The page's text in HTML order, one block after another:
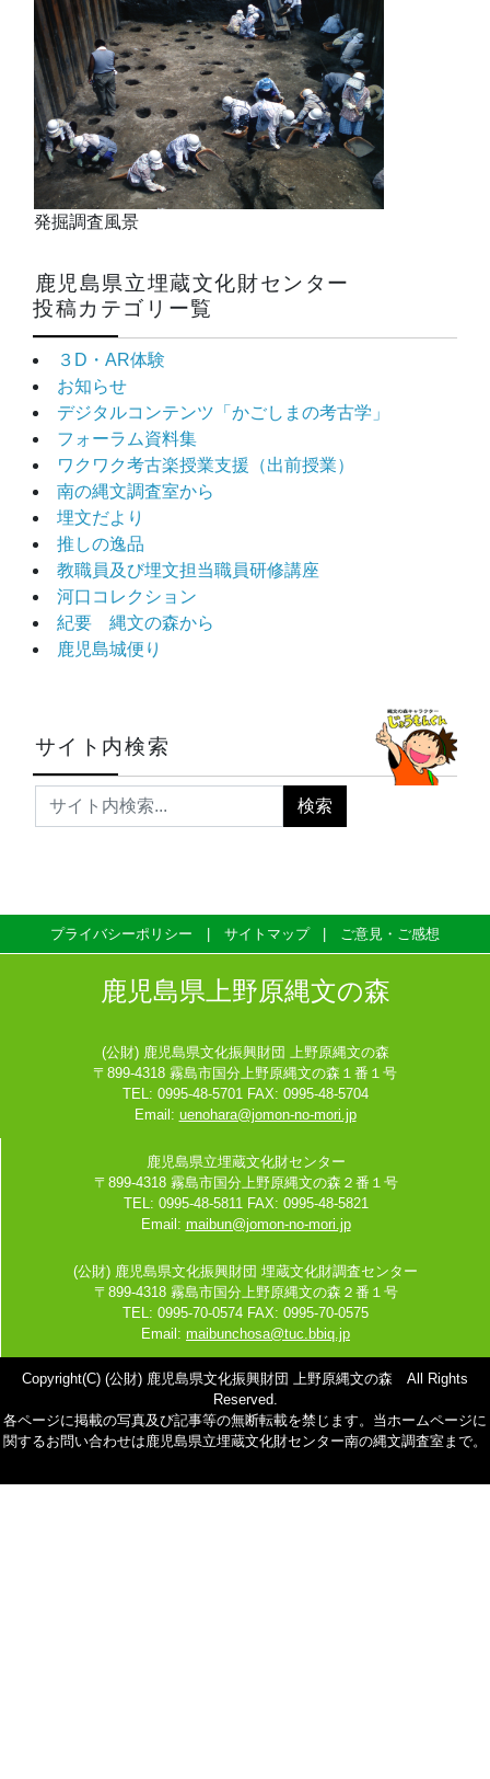
鹿児島県立埋蔵文化財センター
投稿カテゴリー覧
３D・AR体験
お知らせ
デジタルコンテンツ「かごしまの考古学」
フォーラム資料集
ワクワク考古楽授業支援（出前授業）
南の縄文調査室から
埋文だより
推しの逸品
教職員及び埋文担当職員研修講座
河口コレクション
紀要 縄文の森から
鹿児島城便り
サイト内検索
発掘調査風景
プライバシーポリシー サイトマップ ご意見・ご感想
鹿児島県上野原縄文の森
(公財) 鹿児島県文化振興財団 上野原縄文の森
〒899-4318 霧島市国分上野原縄文の森１番１号
TEL: 0995-48-5701 FAX: 0995-48-5704
Email: uenohara@jomon-no-mori.jp
鹿児島県立埋蔵文化財センター
〒899-4318 霧島市国分上野原縄文の森２番１号
TEL: 0995-48-5811 FAX: 0995-48-5821
Email: maibun@jomon-no-mori.jp
(公財) 鹿児島県文化振興財団 埋蔵文化財調査センター
〒899-4318 霧島市国分上野原縄文の森２番１号
TEL: 0995-70-0574 FAX: 0995-70-0575
Email: maibunchosa@tuc.bbiq.jp
Copyright(C) (公財) 鹿児島県文化振興財団 上野原縄文の森 All Rights
Reserved.
各ページに掲載の写真及び記事等の無断転載を禁じます。当ホームページに
関するお問い合わせは鹿児島県立埋蔵文化財センター南の縄文調査室まで。